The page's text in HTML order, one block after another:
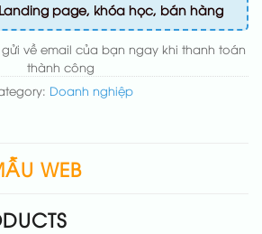
Landing page, khóa học, bán hàng
về email của bạn ngay khi thanh toán
thành công
Doanh nghiệp
WEB